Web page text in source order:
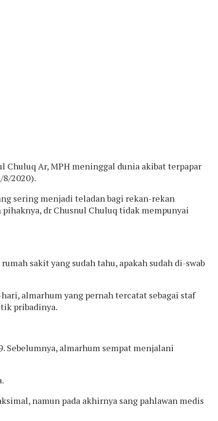
Chuluq Ar, MPH meninggal dunia akibat terpapar
8/2020).
sering menjadi teladan bagi rekan-rekan
dr Chusnul Chuluq tidak mempunyai
sakit yang sudah tahu, apakah sudah di-swab
almarhum yang pernah tercatat sebagai staf
pribadinya.
Sebelumnya, almarhum sempat menjalani
namun pada akhirnya sang pahlawan medis